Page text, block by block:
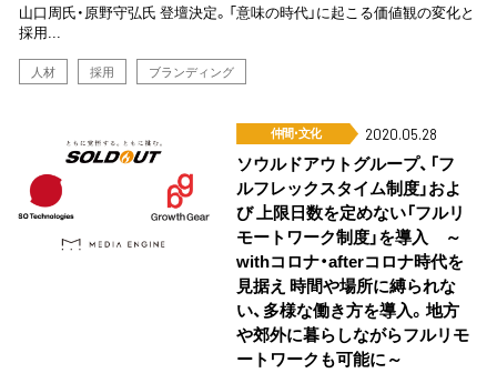
山口周氏・原野守弘氏 登壇決定。「意味の時代」に起こる価値観の変化と
採用...
人材 採用 ブランディング
仲間･文化 2020.05.28
ソウルドアウトグループ、「フ
ルフレックスタイム制度」およ
び 上限日数を定めない「フルリ
モートワーク制度」を導入 ～
withコロナ・afterコロナ時代を
見据え 時間や場所に縛られな
い、多様な働き方を導入。地方
や郊外に暮らしながらフルリモ
ートワークも可能に～